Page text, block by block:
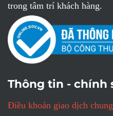
trong tâm trí khách hàng.
Thông tin - chính
Điều khoản giao dịch chung